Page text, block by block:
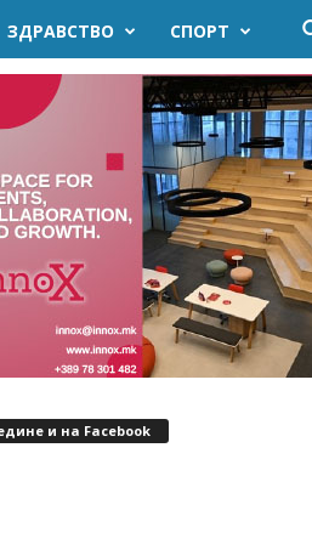
ЗДРАВСТВО СПОРТ
и на Facebook